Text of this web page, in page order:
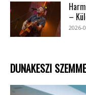
–
2026-
DUNAKESZI